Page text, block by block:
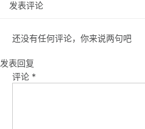
发表评论
还没有任何评论，你来说两句吧
发表回复
评论 *